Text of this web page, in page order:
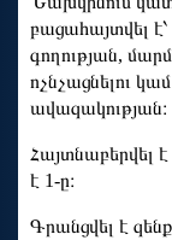
բացահայտվել
գողության,
ոչնչացնելու
ավազակության։
Հայտնաբերվել
է 1-ը։
Գրանցվել է